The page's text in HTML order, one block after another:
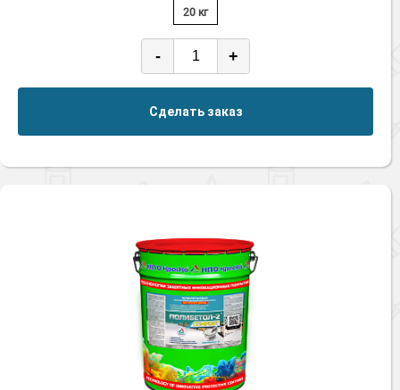
20 кг
- +
Сделать заказ